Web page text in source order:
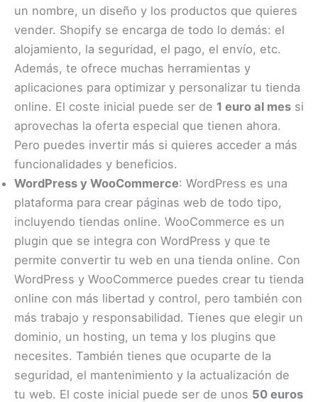
un nombre, un diseño y los productos que quieres
vender. Shopify se encarga de todo lo demás: el
alojamiento, la seguridad, el pago, el envío, etc.
Además, te ofrece muchas herramientas y
aplicaciones para optimizar y personalizar tu tienda
online. El coste inicial puede ser de 1 euro al mes si
aprovechas la oferta especial que tienen ahora.
Pero puedes invertir más si quieres acceder a más
funcionalidades y beneficios.
WordPress y WooCommerce: WordPress es una
plataforma para crear páginas web de todo tipo,
incluyendo tiendas online. WooCommerce es un
plugin que se integra con WordPress y que te
permite convertir tu web en una tienda online. Con
WordPress y WooCommerce puedes crear tu tienda
online con más libertad y control, pero también con
más trabajo y responsabilidad. Tienes que elegir un
dominio, un hosting, un tema y los plugins que
necesites. También tienes que ocuparte de la
seguridad, el mantenimiento y la actualización de
tu web. El coste inicial puede ser de unos 50 euros